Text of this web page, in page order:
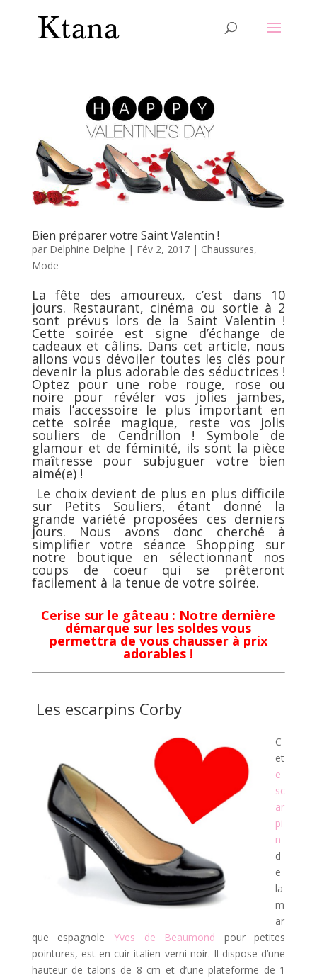
Bien préparer votre Saint Valentin !
par Delphine Delphe | Fév 2, 2017| Chaussures,
Mode
La fête des amoureux, c’est dans 10
jours. Restaurant, cinéma ou sortie à 2
sont prévus lors de la Saint Valentin !
Cette soirée est signe d’échange de
cadeaux et câlins. Dans cet article, nous
allons vous dévoiler toutes les clés pour
devenir la plus adorable des séductrices !
Optez pour une robe rouge, rose ou
noire pour révéler vos jolies jambes,
mais l’accessoire le plus important en
cette soirée magique, reste vos jolis
souliers de Cendrillon ! Symbole de
glamour et de féminité, ils sont la pièce
maîtresse pour subjuguer votre bien
aimé(e) !
Le choix devient de plus en plus difficile
sur Petits Souliers, étant donné la
grande variété proposées ces derniers
jours. Nous avons donc cherché à
simplifier votre séance Shopping sur
notre boutique en sélectionnant nos
coups de coeur qui se prêteront
facilement à la tenue de votre soirée.
Cerise sur le gâteau : Notre dernière
démarque sur les soldes vous
permettra de vous chausser à prix
adorables !
Les escarpins Corby
C
et
e
sc
ar
pi
n
d
e
la
m
ar
que espagnole Yves de Beaumond pour petites
pointures, est en cuir italien verni noir. Il dispose d’une
hauteur de talons de 8 cm et d’une plateforme de 1